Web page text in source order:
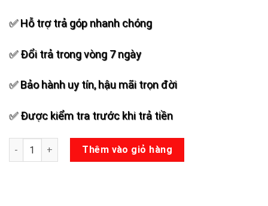
✅ Hỗ trợ trả góp nhanh chóng
✅ Đổi trả trong vòng 7 ngày
✅ Bảo hành uy tín, hậu mãi trọn đời
✅ Được kiểm tra trước khi trả tiền
Loa kéo JBL 4231 Pro số lượng
Thêm vào giỏ hàng